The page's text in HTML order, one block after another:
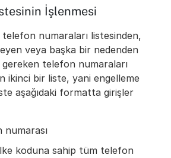
İşlenmesi
numaraları listesinden,
veya başka bir nedenden
gereken telefon numaraları
ikinci bir liste, yani engelleme
aşağıdaki formatta girişler
koduna sahip tüm telefon